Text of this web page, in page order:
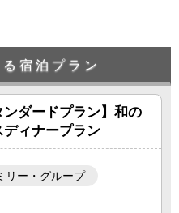
宿泊プラン
ダードプラン】和の
ィナープラン
リー・グループ